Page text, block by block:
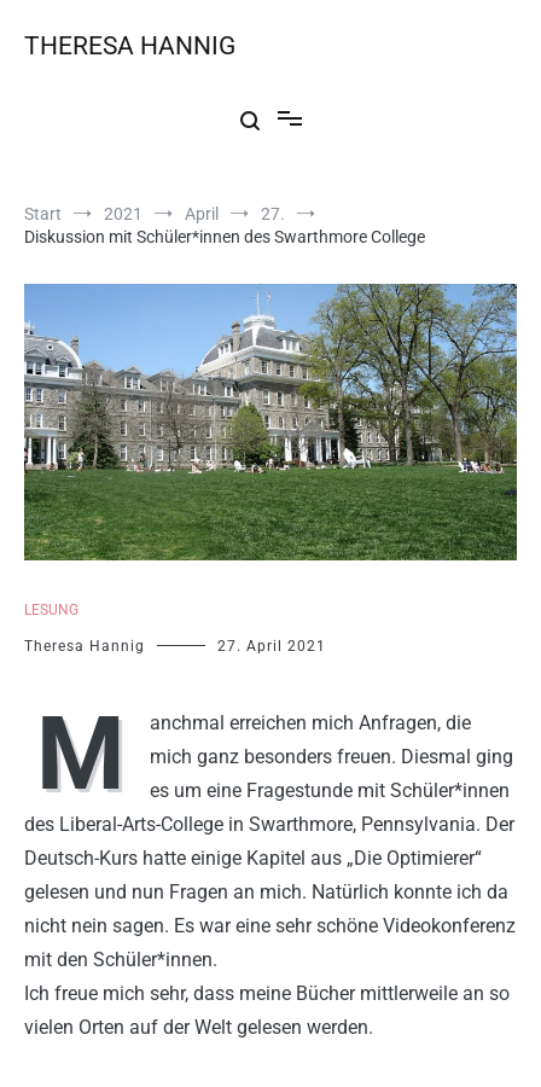
THERESA HANNIG
Start 2021 April
27.
Diskussion mit Schüler*innen des Swarthmore College
LESUNG
Theresa Hannig 27. April 2021
M
anchmal erreichen mich Anfragen, die
mich ganz besonders freuen. Diesmal ging
es um eine Fragestunde mit Schüler*innen
des Liberal-Arts-College in Swarthmore, Pennsylvania. Der
Deutsch-Kurs hatte einige Kapitel aus „Die Optimierer“
gelesen und nun Fragen an mich. Natürlich konnte ich da
nicht nein sagen. Es war eine sehr schöne Videokonferenz
mit den Schüler*innen.
Ich freue mich sehr, dass meine Bücher mittlerweile an so
vielen Orten auf der Welt gelesen werden.